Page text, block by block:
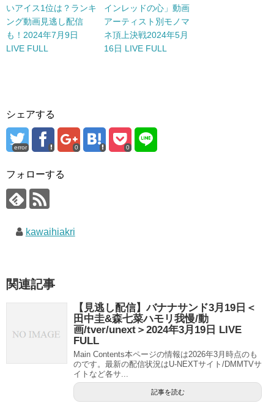
いアイス1位は？ランキ
ング動画見逃し配信
も！2024年7月9日
LIVE FULL
インレッドの心」動画
アーティスト別モノマ
ネ頂上決戦2024年5月
16日 LIVE FULL
シェアする
error 0 0
フォローする
kawaihiakri
関連記事
【見逃し配信】バナナサンド3月19日＜
田中圭&森七菜ハモリ我慢/動
画/tver/unext＞2024年3月19日 LIVE
FULL
Main Contents本ページの情報は2026年3月時点のも
のです。最新の配信状況はU-NEXTサイト/DMMTVサ
イトなど各サ...
記事を読む